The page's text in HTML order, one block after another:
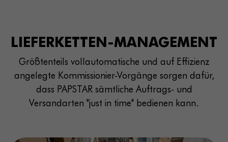
LIEFERKETTEN-MANAGEMENT
Größtenteils vollautomatische und auf Effizienz
angelegte Kommissionier-Vorgänge sorgen dafür,
dass PAPSTAR sämtliche Auftrags- und
Versandarten "just in time" bedienen kann.